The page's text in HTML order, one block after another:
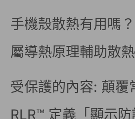
手機殼散熱有用嗎
屬導熱原理輔助散
受保護的內容: 顛覆
RLR™ 定義「顯示